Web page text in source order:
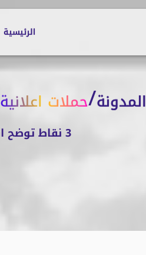
الرئيسية
المدونة/حملات اعلانية
3 نقاط توضح اهمية الحملات التسويقية الناجحة – تعرف عليها الآن